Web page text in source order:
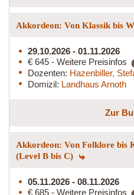
Akkordeon: Von Klassik bis
29.10.2026 - 01.11.2026
€ 645 - Weitere Preisinfos
Dozenten: Hazenbiller,
Domizil: Landhaus Arnoth
Zur
Akkordeon: Von Folklore bis
(Level B bis C)
05.11.2026 - 08.11.2026
€ 685 - Weitere Preisinfos